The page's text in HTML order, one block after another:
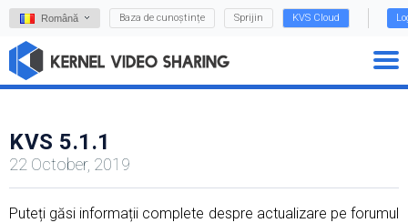
Română Baza de cunoștințe Sprijin KVS Cloud
KVS 5.1.1
22 October, 2019
Puteți găsi informații complete despre actualizare pe forumul